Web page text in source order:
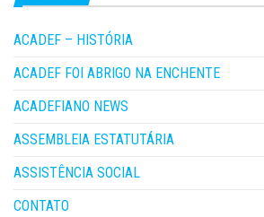
ACADEF – HISTÓRIA
ACADEF FOI ABRIGO NA ENCHENTE
ACADEFIANO NEWS
ASSEMBLEIA ESTATUTÁRIA
ASSISTÊNCIA SOCIAL
CONTATO